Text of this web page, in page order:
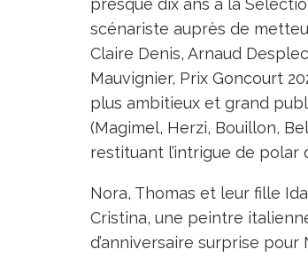
presque dix ans à la
scénariste auprès de
Claire Denis, Arnaud
Mauvignier, Prix Goncourt
plus ambitieux et grand
(Magimel, Herzi, Bouillon,
restituant l’intrigue de
Nora, Thomas et leur fille
Cristina, une peintre
d’anniversaire surprise